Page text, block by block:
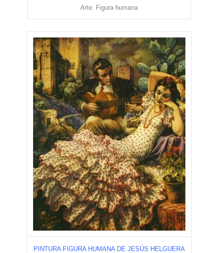
Arte: Figura humana
PINTURA FIGURA HUMANA DE JESÚS HELGUERA